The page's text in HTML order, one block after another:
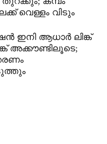
വെള്ളം വിടും
ഇനി ആധാർ ലിങ്ക്
അക്കൗണ്ടിലൂടെ;